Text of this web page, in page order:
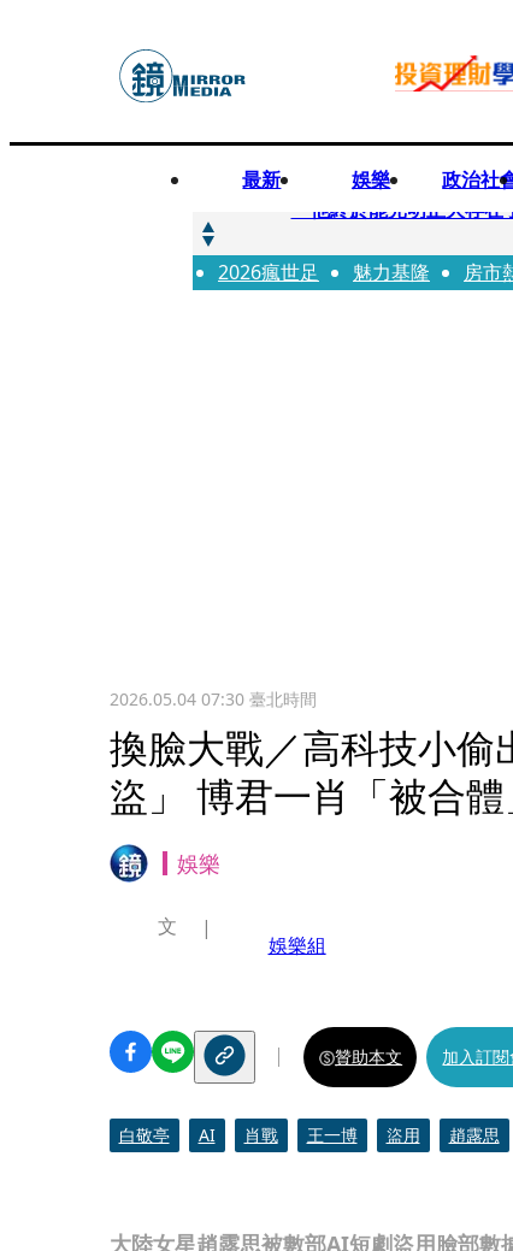
最新 娛樂 政治社
快訊
「他終於能光明正大存
快訊
12歲女兒天天幫化妝 孫
2026瘋世足 魅力基隆 房市
2026.05.04 07:30臺北時間
換臉大戰／高科技小
盜」 博君一肖「被合體
娛樂
大陸女星趙露思被數部AI短劇盜用臉部
文
娛樂組
贊助本文 加入訂閱
白敬亭 AI 肖戰 王一博 盜用 趙露思